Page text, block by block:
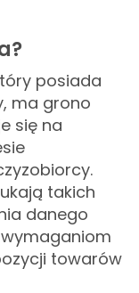
posiada
ma grono
się na
takich
danego
towarów